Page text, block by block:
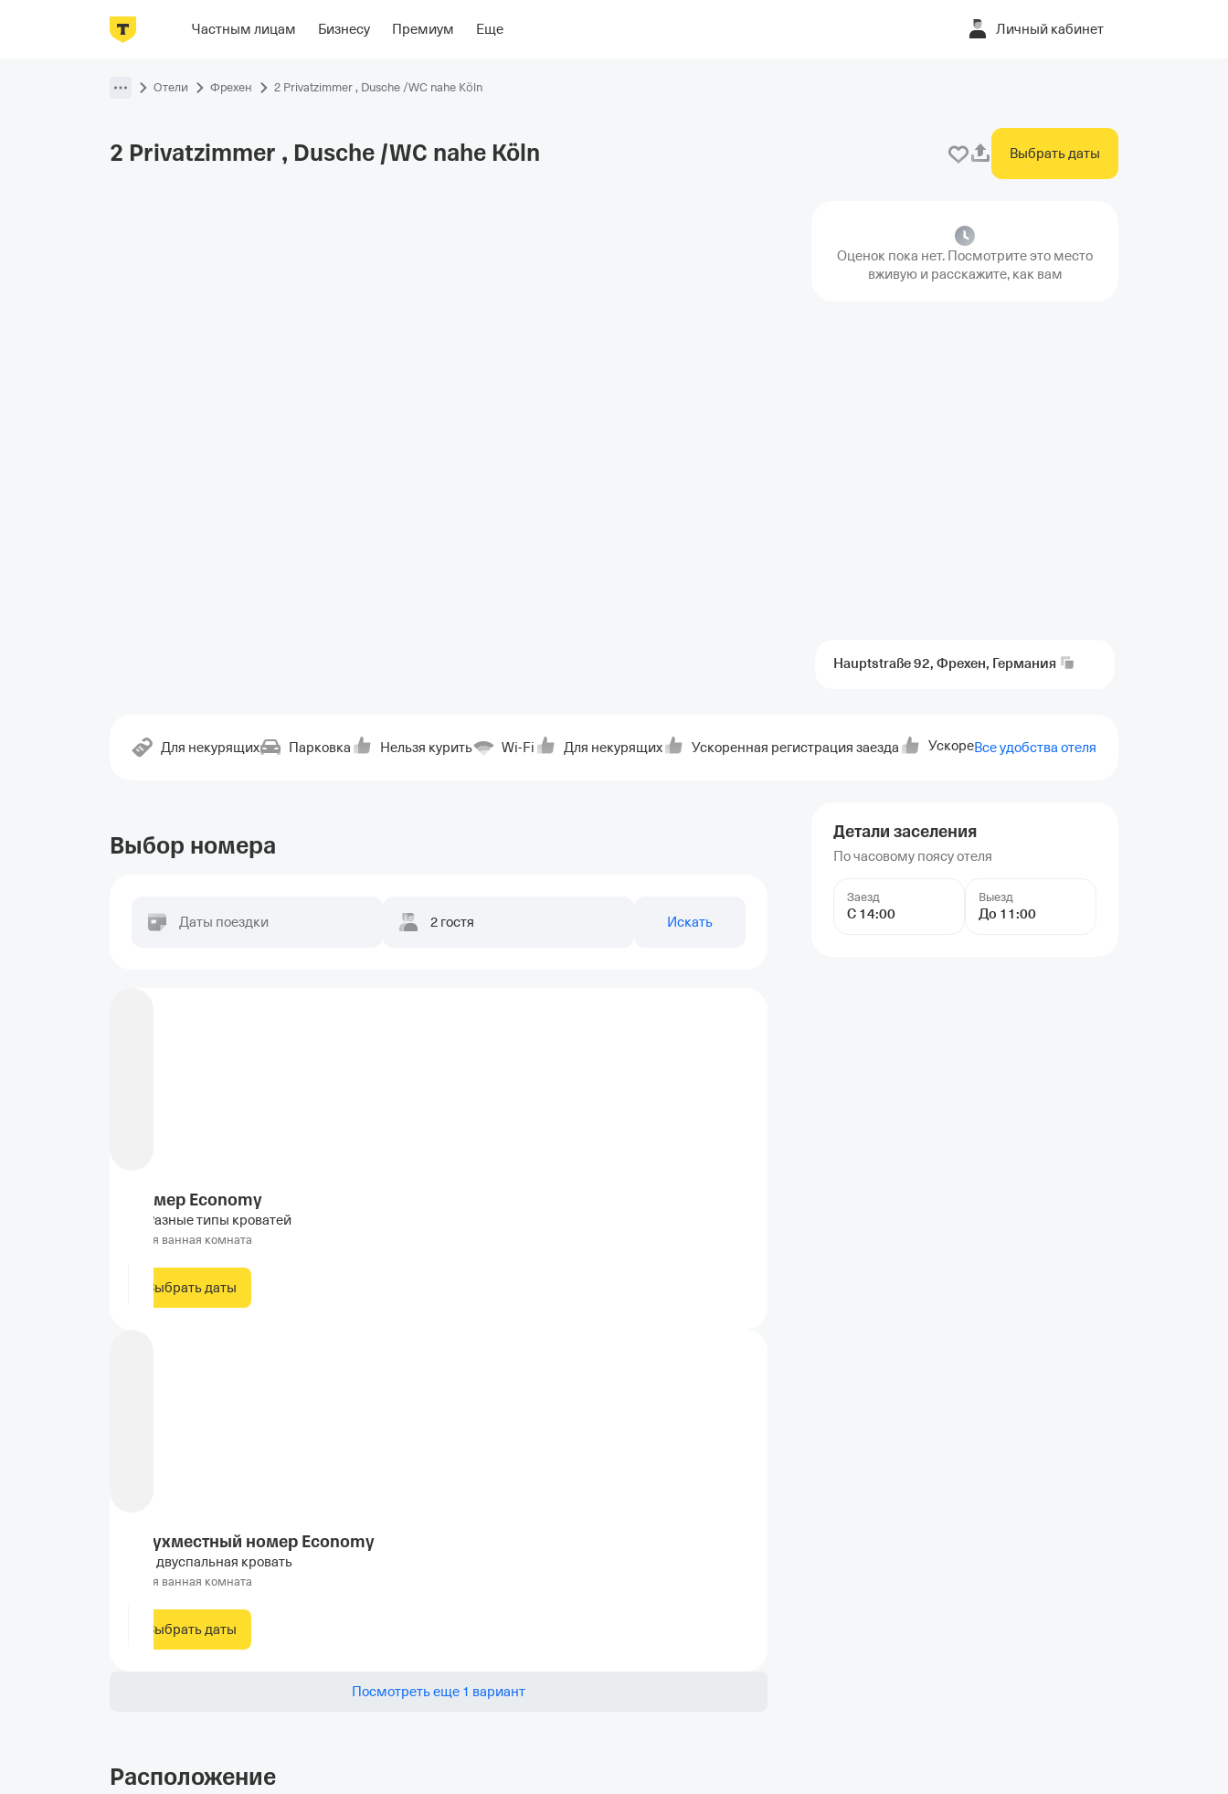
Частным лицам Бизнесу Премиум Еще Личный кабинет
Фотографии НомераРасположениеОб отеле
Отели Фрехен 2 Privatzimmer , Dusche /WC nahe Köln
2 Privatzimmer , Dusche /WC nahe Köln Выбрать даты
Оценок пока нет. Посмотрите это место
вживую и расскажите, как вам
Hauptstraße 92, Фрехен, Германия
Для некурящих Парковка Нельзя курить Wi-Fi Для некурящих Ускоренная регистрация заезда Ускоренная регистрация выезда
Все удобства отеля
Детали заселения
По часовому поясу отеля
Заезд
С 14:00
Выезд
До 11:00
Выбор номера
Даты поездки 2 гостя Искать
Номер Economy
Разные типы кроватей
Своя ванная комната
Выбрать даты
Двухместный номер Economy
1 двуспальная кровать
Своя ванная комната
Выбрать даты
Посмотреть еще 1 вариант
Расположение